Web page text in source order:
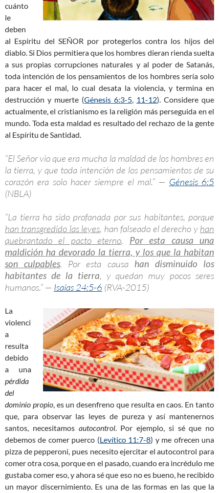
cuánto
le
deben
al Espíritu del SEÑOR por protegerlos contra los hijos del
diablo. Si Dios permitiera que los hombres dieran rienda suelta
a sus propias corrupciones naturales y al poder de Satanás,
toda intención de los pensamientos de los hombres sería solo
para hacer el mal, lo cual desata la violencia, y termina en
destrucción y muerte (Génesis 6:3-5, 11-12). Considere que
actualmente, el cristianismo es la religión más perseguida en el
mundo. Toda esta maldad es resultado del rechazo de la gente
al Espíritu de Santidad.
“El Señor vio que era mucha la maldad de los hombres en
la tierra, y que toda intención de los pensamientos de su
corazón era solo hacer siempre el mal.” — Génesis 6:5
(NBLA)
“La tierra ha sido profanada por sus habitantes, porque
han transgredido las leyes, han falseado el derecho y han
quebrantado el pacto eterno. Por esta causa una
maldición ha devorado la tierra, y los que la habitan
son culpables. Por esta causa han disminuido los
habitantes de la tierra, y quedan muy pocos seres
humanos.” — Isaías 24:5-6 (RVA-2015)
La
violenci
a
resulta
debido
a una
pérdida
del
dominio propio, es un desenfreno que resulta en caos. En tanto
que, para observar las leyes de pureza y así mantenernos
santos, necesitamos autocontrol. Por ejemplo, si sé que no
debemos de comer puerco (Levítico 11:7-8) y me ofrecen una
pizza de pepperoni, pues necesito ejercitar el autocontrol para
comer otra cosa, porque en el pasado, cuando era incrédulo me
gustaba comer eso, y ahora sé que eso no es bueno, he recibido
un mayor discernimiento. Es una de las formas en las que la